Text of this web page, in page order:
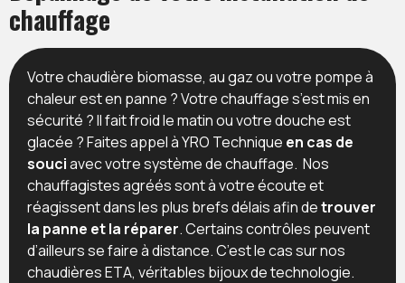
chauffage
Votre chaudière biomasse, au gaz ou votre pompe à
chaleur est en panne ? Votre chauffage s’est mis en
sécurité ? Il fait froid le matin ou votre douche est
glacée ? Faites appel à YRO Technique en cas de
souciavec votre système de chauffage. Nos
chauffagistes agréés sont à votre écoute et
réagissent dans les plus brefs délais afin detrouver
la panne et la réparer. Certains contrôles peuvent
d’ailleurs se faire à distance. C’est le cas sur nos
chaudières ETA, véritables bijoux de technologie.